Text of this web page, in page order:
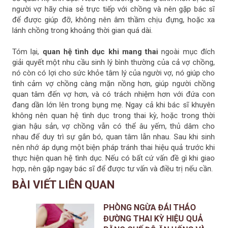
người vợ hãy chia sẻ trực tiếp với chồng và nên gặp bác sĩ
để được giúp đỡ, không nên âm thầm chịu đựng, hoặc xa
lánh chồng trong khoảng thời gian quá dài.
Tóm lại, quan hệ tình dục khi mang thai ngoài mục đích
giải quyết một nhu cầu sinh lý bình thường của cả vợ chồng,
nó còn có lợi cho sức khỏe tâm lý của người vợ, nó giúp cho
tình cảm vợ chồng càng mặn nồng hơn, giúp người chồng
quan tâm đến vợ hơn, và có trách nhiệm hơn với đứa con
đang dần lớn lên trong bụng mẹ. Ngay cả khi bác sĩ khuyên
không nên quan hệ tình dục trong thai kỳ, hoặc trong thời
gian hậu sản, vợ chồng vẫn có thể âu yếm, thủ dâm cho
nhau để duy trì sự gắn bó, quan tâm lẫn nhau. Sau khi sinh
nên nhớ áp dụng một biện pháp tránh thai hiệu quả trước khi
thực hiện quan hệ tình dục. Nếu có bất cứ vấn đề gì khi giao
hợp, nên gặp ngay bác sĩ để được tư vấn và điều trị nếu cần.
BÀI VIẾT LIÊN QUAN
PHÒNG NGỪA ĐÁI THÁO
ĐƯỜNG THAI KỲ HIỆU QUẢ